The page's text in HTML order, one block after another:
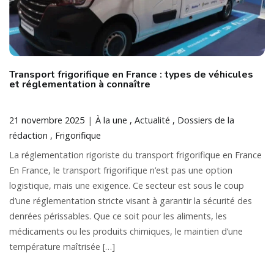
Transport frigorifique en France : types de véhicules
et réglementation à connaître
21 novembre 2025 À la une Actualité
Dossiers de la
rédaction
Frigorifique
La réglementation rigoriste du transport frigorifique en France
En France, le transport frigorifique n’est pas une option
logistique, mais une exigence. Ce secteur est sous le coup
d’une réglementation stricte visant à garantir la sécurité des
denrées périssables. Que ce soit pour les aliments, les
médicaments ou les produits chimiques, le maintien d’une
température maîtrisée […]